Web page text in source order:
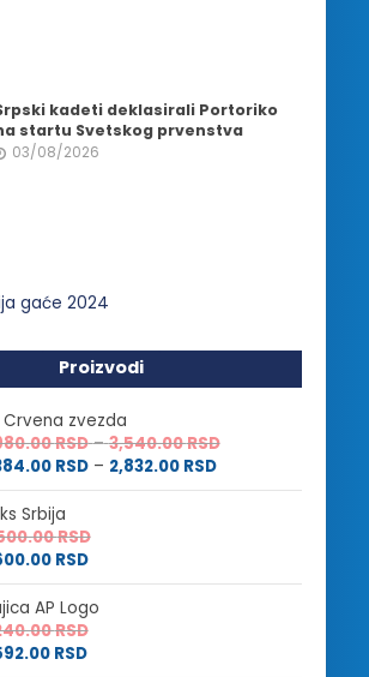
kadeti deklasirali Portoriko
startu Svetskog prvenstva
03/08/2026
Proizvodi
Crvena zvezda
RSD – 3,540.00RSDRaspon
od
RSD – 2,832.00 RSDRaspon
cena:
2,832.00 RSD
Srbija
RSD
RSD
AP Logo
RSD
RSD